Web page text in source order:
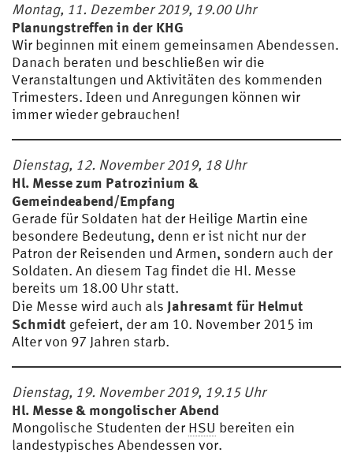
Montag, 11. Dezember 2019, 19.00 Uhr
Planungstreffen in der KHG
Wir beginnen mit einem gemeinsamen Abendessen.
Danach beraten und beschließen wir die
Veranstaltungen und Aktivitäten des kommenden
Trimesters. Ideen und Anregungen können wir
immer wieder gebrauchen!
Dienstag, 12. November 2019, 18 Uhr
Hl. Messe zum Patrozinium &
Gemeindeabend/Empfang
Gerade für Soldaten hat der Heilige Martin eine
besondere Bedeutung, denn er ist nicht nur der
Patron der Reisenden und Armen, sondern auch der
Soldaten. An diesem Tag findet die Hl. Messe
bereits um 18.00 Uhr statt.
Die Messe wird auch als Jahresamt für Helmut
Schmidt gefeiert, der am 10. November 2015 im
Alter von 97 Jahren starb.
Dienstag, 19. November 2019, 19.15 Uhr
Hl. Messe & mongolischer Abend
Mongolische Studenten der HSU bereiten ein
landestypisches Abendessen vor.